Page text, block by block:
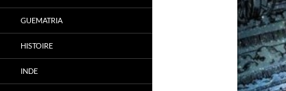
GUEMATRIA
HISTOIRE
INDE